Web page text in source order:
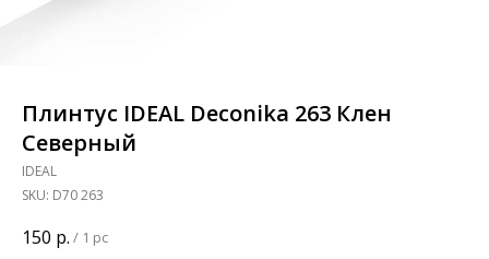
Плинтус IDEAL Deconika 263 Клен
Северный
IDEAL
SKU: D70 263
150 р. / 1 pc